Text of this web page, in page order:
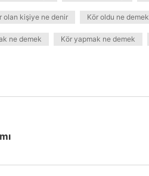
olan kişiye ne denir Kör oldu ne demek
ne demek Kör yapmak ne demek